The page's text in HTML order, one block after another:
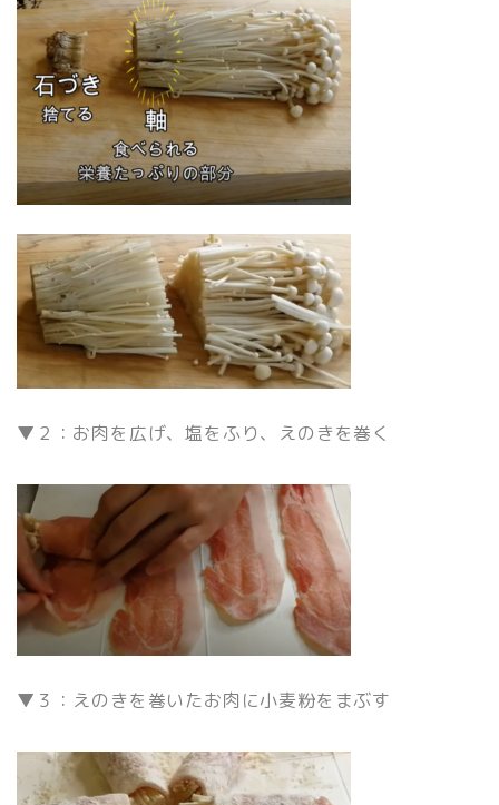
▼２：お肉を広げ、塩をふり、えのきを巻く
▼３：えのきを巻いたお肉に小麦粉をまぶす